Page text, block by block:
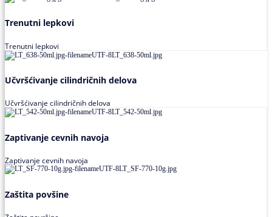
Trenutni lepkovi
Trenutni lepkovi
Učvršćivanje cilindričnih delova
Učvršćivanje cilindričnih delova
Zaptivanje cevnih navoja
Zaptivanje cevnih navoja
Zaštita povšine